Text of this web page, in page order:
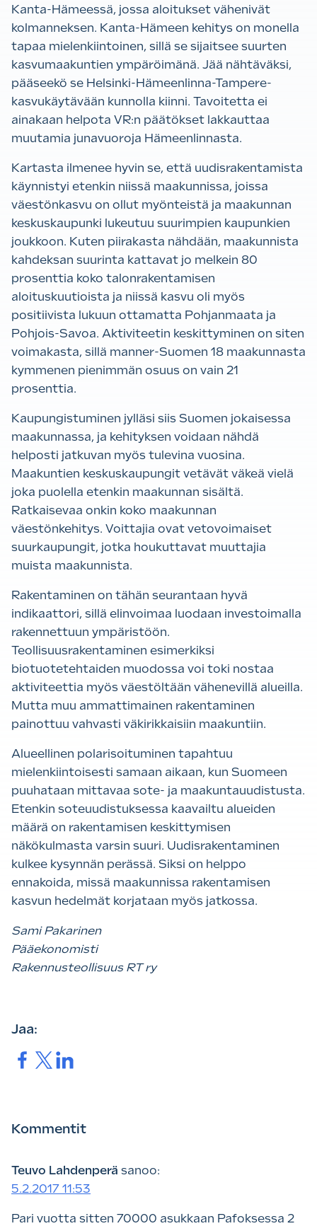
Kanta-Hämeessä, jossa aloitukset vähenivät
kolmanneksen. Kanta-Hämeen kehitys on monella
tapaa mielenkiintoinen, sillä se sijaitsee suurten
kasvumaakuntien ympäröimänä. Jää nähtäväksi,
pääseekö se Helsinki-Hämeenlinna-Tampere-
kasvukäytävään kunnolla kiinni. Tavoitetta ei
ainakaan helpota VR:n päätökset lakkauttaa
muutamia junavuoroja Hämeenlinnasta.
Kartasta ilmenee hyvin se, että uudisrakentamista
käynnistyi etenkin niissä maakunnissa, joissa
väestönkasvu on ollut myönteistä ja maakunnan
keskuskaupunki lukeutuu suurimpien kaupunkien
joukkoon. Kuten piirakasta nähdään, maakunnista
kahdeksan suurinta kattavat jo melkein 80
prosenttia koko talonrakentamisen
aloituskuutioista ja niissä kasvu oli myös
positiivista lukuun ottamatta Pohjanmaata ja
Pohjois-Savoa. Aktiviteetin keskittyminen on siten
voimakasta, sillä manner-Suomen 18 maakunnasta
kymmenen pienimmän osuus on vain 21
prosenttia.
Kaupungistuminen jylläsi siis Suomen jokaisessa
maakunnassa, ja kehityksen voidaan nähdä
helposti jatkuvan myös tulevina vuosina.
Maakuntien keskuskaupungit vetävät väkeä vielä
joka puolella etenkin maakunnan sisältä.
Ratkaisevaa onkin koko maakunnan
väestönkehitys. Voittajia ovat vetovoimaiset
suurkaupungit, jotka houkuttavat muuttajia
muista maakunnista.
Rakentaminen on tähän seurantaan hyvä
indikaattori, sillä elinvoimaa luodaan investoimalla
rakennettuun ympäristöön.
Teollisuusrakentaminen esimerkiksi
biotuotetehtaiden muodossa voi toki nostaa
aktiviteettia myös väestöltään vähenevillä alueilla.
Mutta muu ammattimainen rakentaminen
painottuu vahvasti väkirikkaisiin maakuntiin.
Alueellinen polarisoituminen tapahtuu
mielenkiintoisesti samaan aikaan, kun Suomeen
puuhataan mittavaa sote- ja maakuntauudistusta.
Etenkin soteuudistuksessa kaavailtu alueiden
määrä on rakentamisen keskittymisen
näkökulmasta varsin suuri. Uudisrakentaminen
kulkee kysynnän perässä. Siksi on helppo
ennakoida, missä maakunnissa rakentamisen
kasvun hedelmät korjataan myös jatkossa.
Sami Pakarinen
Pääekonomisti
Rakennusteollisuus RT ry
Jaa:
Jaa. Jaa.Jaa.
Kommentit
Teuvo Lahdenperä sanoo:
5.2.2017 11:53
Pari vuotta sitten 70000 asukkaan Pafoksessa 2